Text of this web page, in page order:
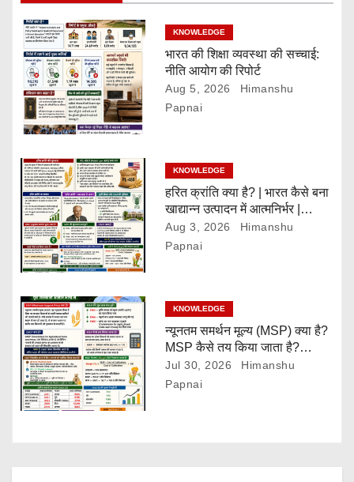
i
g
a
t
o
n
KNOWLEDGE
भारत की शिक्षा व्यवस्था की सच्चाई:
नीति आयोग की रिपोर्ट
Aug 5, 2026
Himanshu
Papnai
KNOWLEDGE
हरित क्रांति क्या है? | भारत कैसे बना
खाद्यान्न उत्पादन में आत्मनिर्भर |
Green Revolution Explained
Aug 3, 2026
Himanshu
Papnai
KNOWLEDGE
न्यूनतम समर्थन मूल्य (MSP) क्या है?
MSP कैसे तय किया जाता है?
(2026-27)
Jul 30, 2026
Himanshu
Papnai